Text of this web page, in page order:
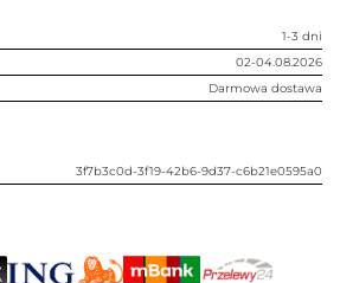
1-3 dni
02-04.08.2026
Darmowa dostawa
3f7b3c0d-3f19-42b6-9d37-c6b21e0595a0